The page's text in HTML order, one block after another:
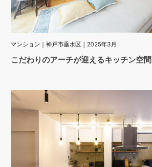
マンション｜神戸市垂水区｜2025年3月
こだわりのアーチが迎えるキッチン空間